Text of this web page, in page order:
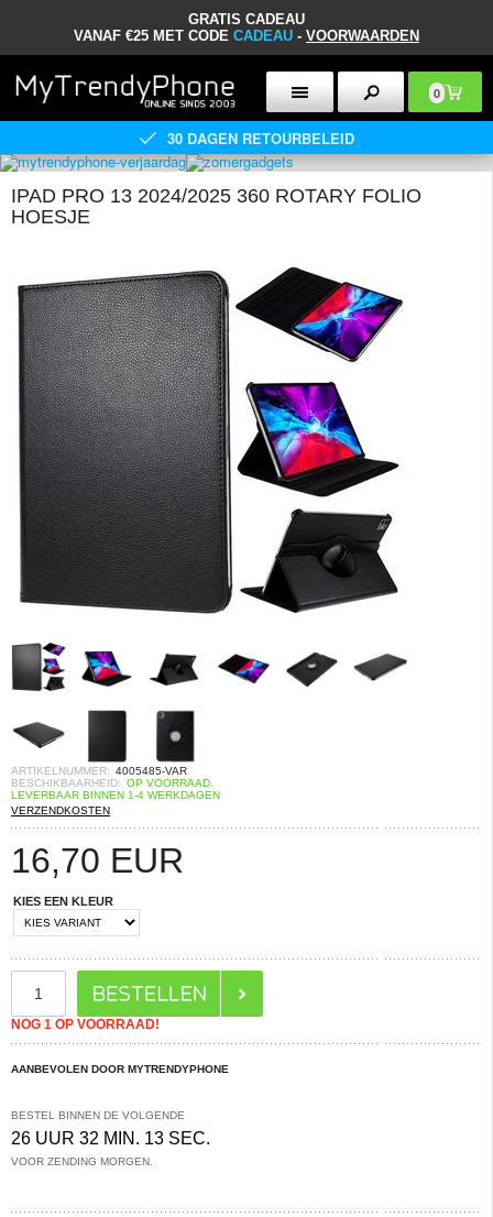
GRATIS CADEAU
VANAF €25 MET CODE CADEAU - VOORWAARDEN
0
30 DAGEN RETOURBELEID
IPAD PRO 13 2024/2025 360 ROTARY FOLIO
HOESJE
ARTIKELNUMMER: 4005485-VAR
BESCHIKBAARHEID: OP VOORRAAD.
LEVERBAAR BINNEN 1-4 WERKDAGEN
VERZENDKOSTEN
16,70 EUR
KIES EEN KLEUR
NOG 1 OP VOORRAAD!
AANBEVOLEN DOOR MYTRENDYPHONE
BESTEL BINNEN DE VOLGENDE
26 UUR 32 MIN. 12 SEC.
VOOR ZENDING MORGEN.